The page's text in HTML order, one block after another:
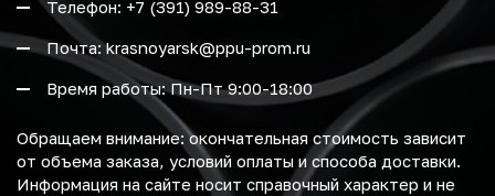
Телефон: +7 (391) 989-88-31
Почта: krasnoyarsk@ppu-prom.ru
Время работы: Пн-Пт 9:00-18:00
Обращаем внимание: окончательная стоимость зависит
от объема заказа, условий оплаты и способа доставки.
Информация на сайте носит справочный характер и не